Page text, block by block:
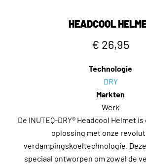
HEADCOOL
€ 26,95
Technologie
DRY
Markten
Werk
De INUTEQ-DRY® Headcool Helmet
oplossing met onze
verdampingskoeltechnologie.
speciaal ontworpen om zowel de